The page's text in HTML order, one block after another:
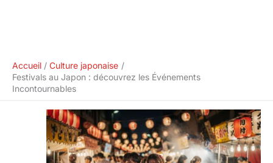
Accueil
Culture japonaise
Festivals au Japon : découvrez les Événements
Incontournables